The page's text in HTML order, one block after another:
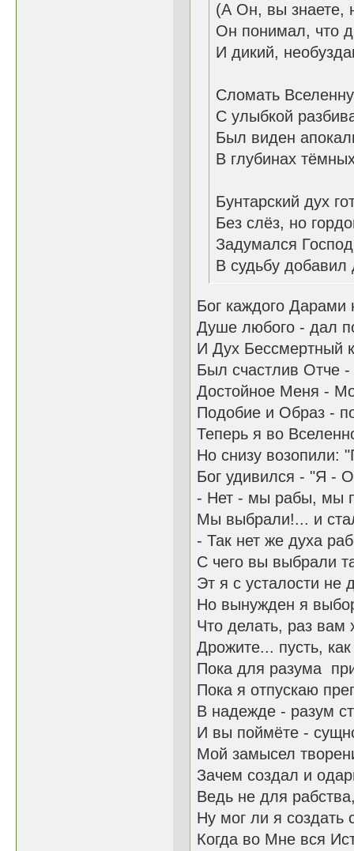
(А Он, вы знаете,
Он понимал, что
И дикий,
Сломать
С улыбкой
Был виден
В глубинах
Бунтарский дух
Без слёз, но
Задумался
В судьбу добавил
Бог каждого Дарами
Душе любого - дал
И Дух Бессмертный
Был счастлив Отче -
Достойное Меня -
Подобие и Образ -
Теперь я во
Но снизу возопили:
Бог удивился - "Я -
- Нет - мы рабы, мы
Мы выбрали!... и
- Так нет же духа
С чего вы выбрали
Эт я с усталости не
Но вынужден я
Что делать, раз вам
Дрожите... пусть, как
Пока для разума
Пока я отпускаю
В надежде - разум
И вы поймёте -
Мой замысел
Зачем создал и
Ведь не для
Ну мог ли я создать
Когда во Мне вся